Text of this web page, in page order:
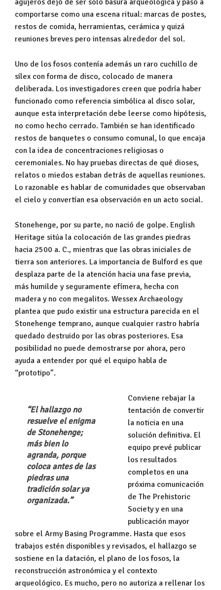
agujeros dejó de ser solo basura arqueológica y pasó a
comportarse como una escena ritual: marcas de postes,
restos de comida, herramientas, cerámica y quizá
reuniones breves pero intensas alrededor del sol.
Uno de los fosos contenía además un raro cuchillo de
sílex con forma de disco, colocado de manera
deliberada. Los investigadores creen que podría haber
funcionado como referencia simbólica al disco solar,
aunque esta interpretación debe leerse como hipótesis,
no como hecho cerrado. También se han identificado
restos de banquetes o consumo comunal, lo que encaja
con la idea de concentraciones religiosas o
ceremoniales. No hay pruebas directas de qué dioses,
relatos o miedos estaban detrás de aquellas reuniones.
Lo razonable es hablar de comunidades que observaban
el cielo y convertían esa observación en un acto social.
Stonehenge, por su parte, no nació de golpe. English
Heritage sitúa la colocación de las grandes piedras
hacia 2500 a. C., mientras que las obras iniciales de
tierra son anteriores. La importancia de Bulford es que
desplaza parte de la atención hacia una fase previa,
más humilde y seguramente efímera, hecha con
madera y no con megalitos. Wessex Archaeology
plantea que pudo existir una estructura parecida en el
Stonehenge temprano, aunque cualquier rastro habría
quedado destruido por las obras posteriores. Esa
posibilidad no puede demostrarse por ahora, pero
ayuda a entender por qué el equipo habla de
“prototipo”.
“El hallazgo no
resuelve el enigma
de Stonehenge;
más bien lo
agranda, porque
coloca antes de las
piedras una
tradición solar ya
organizada.”
Conviene rebajar la
tentación de convertir
la noticia en una
solución definitiva. El
equipo prevé publicar
los resultados
completos en una
próxima comunicación
de The Prehistoric
Society y en una
publicación mayor
sobre el Army Basing Programme. Hasta que esos
trabajos estén disponibles y revisados, el hallazgo se
sostiene en la datación, el plano de los fosos, la
reconstrucción astronómica y el contexto
arqueológico. Es mucho, pero no autoriza a rellenar los